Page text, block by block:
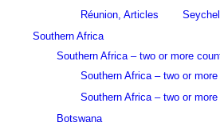
Réunion, Articles
Southern Africa
Southern Africa – two or more
Southern Africa – two or
Southern Africa – two or
Botswana